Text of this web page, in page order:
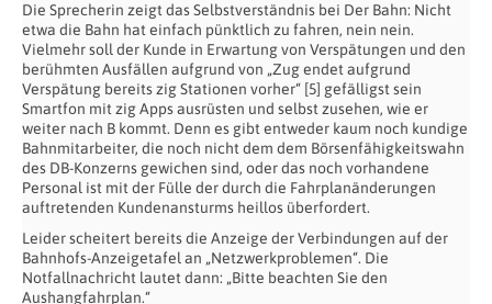
Die Sprecherin zeigt das Selbstverständnis bei Der Bahn: Nicht
etwa die Bahn hat einfach pünktlich zu fahren, nein nein.
Vielmehr soll der Kunde in Erwartung von Verspätungen und den
berühmten Ausfällen aufgrund von „Zug endet aufgrund
Verspätung bereits zig Stationen vorher“ [5] gefälligst sein
Smartfon mit zig Apps ausrüsten und selbst zusehen, wie er
weiter nach B kommt. Denn es gibt entweder kaum noch kundige
Bahnmitarbeiter, die noch nicht dem dem Börsenfähigkeitswahn
des DB-Konzerns gewichen sind, oder das noch vorhandene
Personal ist mit der Fülle der durch die Fahrplanänderungen
auftretenden Kundenansturms heillos überfordert.
Leider scheitert bereits die Anzeige der Verbindungen auf der
Bahnhofs-Anzeigetafel an „Netzwerkproblemen“. Die
Notfallnachricht lautet dann: „Bitte beachten Sie den
Aushangfahrplan.“